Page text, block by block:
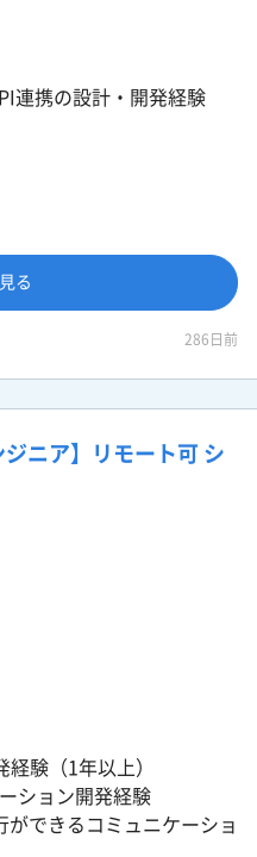
連携の設計・開発経験
る
286日前
ニア】リモート可 シ
経験（1年以上）
ション開発経験
ができるコミュニケーショ